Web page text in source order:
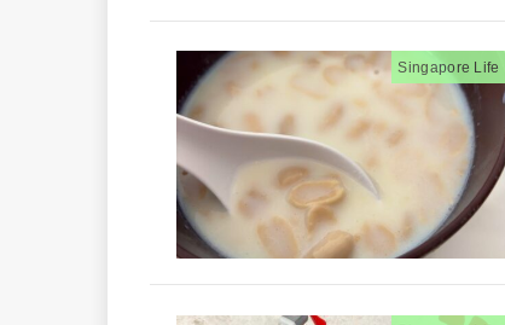
Singapore Life